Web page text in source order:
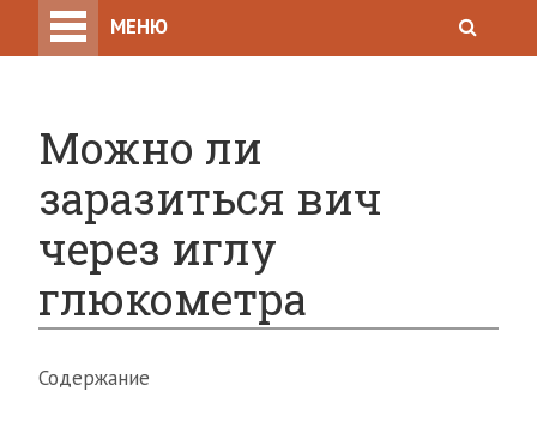
МЕНЮ
Можно ли
заразиться вич
через иглу
глюкометра
Содержание